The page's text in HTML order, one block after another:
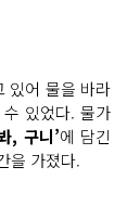
있어 물을 바라
있었다. 물가
, 구니’에 담긴
을 가졌다.